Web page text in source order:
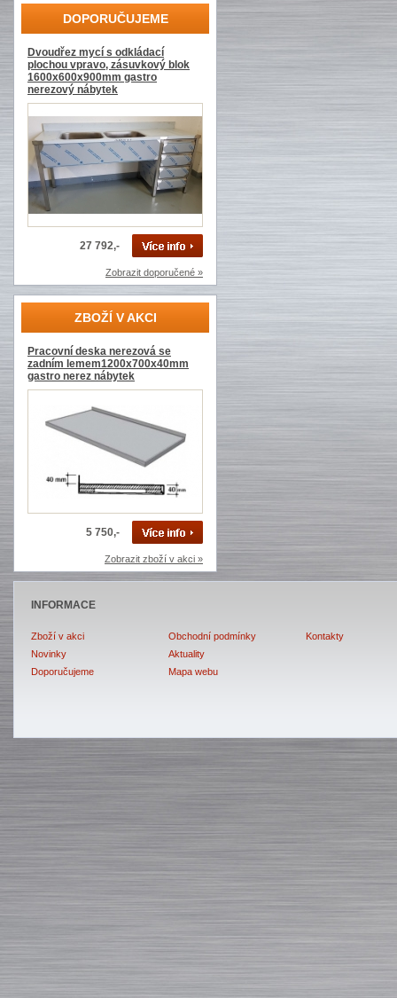
DOPORUČUJEME
Dvoudřez mycí s odkládací
plochou vpravo, zásuvkový blok
1600x600x900mm gastro
nerezový nábytek
27 792,-
Zobrazit doporučené »
ZBOŽÍ V AKCI
Pracovní deska nerezová se
zadním lemem1200x700x40mm
gastro nerez nábytek
5 750,-
Zobrazit zboží v akci »
INFORMACE
Zboží v akci
Novinky
Doporučujeme
Obchodní podmínky
Aktuality
Mapa webu
Kontakty